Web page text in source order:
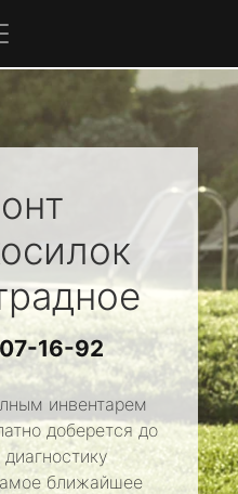
16-92
инвентарем
доберется до
ближайшее